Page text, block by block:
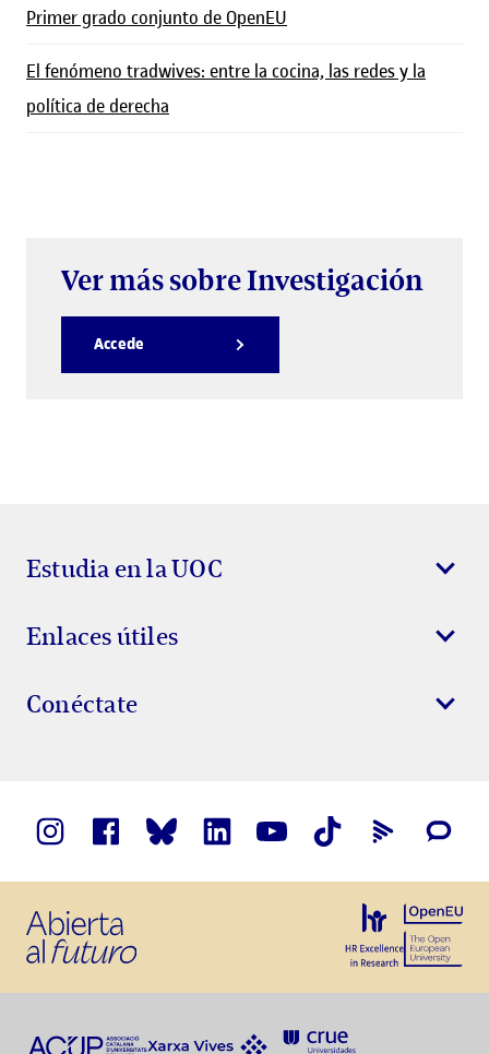
Primer grado conjunto de OpenEU
El fenómeno tradwives: entre la cocina, las redes y la
política de derecha
Ver más sobre Investigación
Accede
Estudia en la UOC
Enlaces útiles
Conéctate